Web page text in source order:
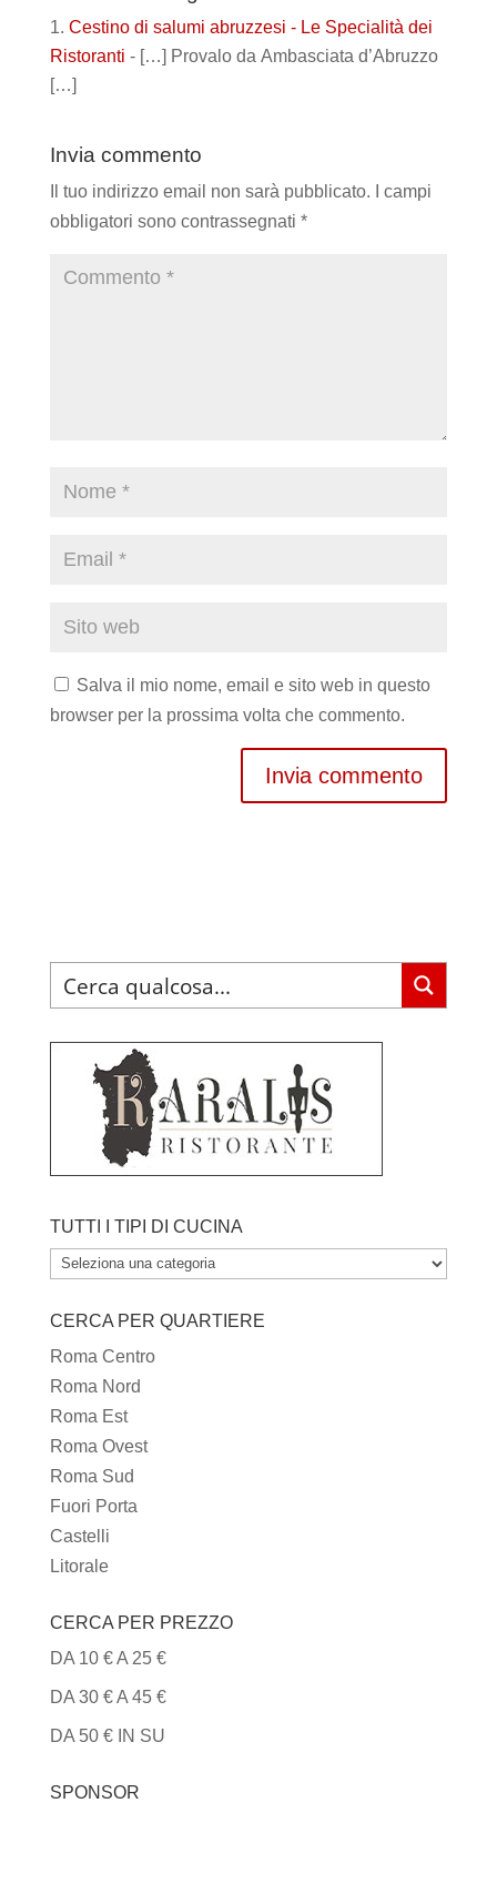
Cestino di salumi abruzzesi - Le Specialità dei
Ristoranti - […] Provalo da Ambasciata d’Abruzzo
[…]
Invia commento
Il tuo indirizzo email non sarà pubblicato.
I campi
obbligatori sono contrassegnati *
Salva il mio nome, email e sito web in questo
browser per la prossima volta che commento.
TUTTI I TIPI DI CUCINA
TUTTI
TIPI
DI
CUCINA
CERCA PER QUARTIERE
Roma Centro
Roma Nord
Roma Est
Roma Ovest
Roma Sud
Fuori Porta
Castelli
Litorale
CERCA PER PREZZO
DA 10 € A 25 €
DA 30 € A 45 €
DA 50 € IN SU
SPONSOR